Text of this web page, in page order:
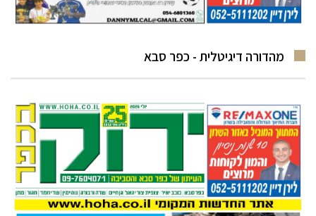
מהדורה דיגיטלית - כפר סבא